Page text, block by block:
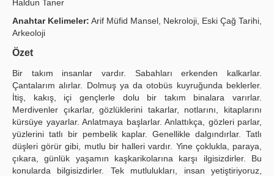
İlkeler
Yayın Politikaları
Kılavuzlar
İletişim
Haldun Taner
Anahtar Kelimeler: Arif Müfid Mansel, Nekroloji, Eski Çağ Tarihi,
Arkeoloji
Özet
Bir takım insanlar vardır. Sabahları erkenden kalkarlar.
Çantalarım alırlar. Dolmuş ya da otobüs kuyruğunda beklerler.
İtiş, kakış, içi gençlerle dolu bir takım binalara varırlar.
Merdivenler çıkarlar, gözlüklerini takarlar, notlarını, kitaplarını
kürsüye yayarlar. Anlatmaya başlarlar. Anlattıkça, gözleri parlar,
yüzlerini tatlı bir pembelik kaplar. Genellikle dalgındırlar. Tatlı
düşleri görür gibi, mutlu bir halleri vardır. Yine çoklukla, paraya,
çıkara, günlük yaşamın kaşkarikolarına karşı ilgisizdirler. Bu
konularda bilgisizdirler. Tek mutlulukları, insan yetiştiriyoruz,